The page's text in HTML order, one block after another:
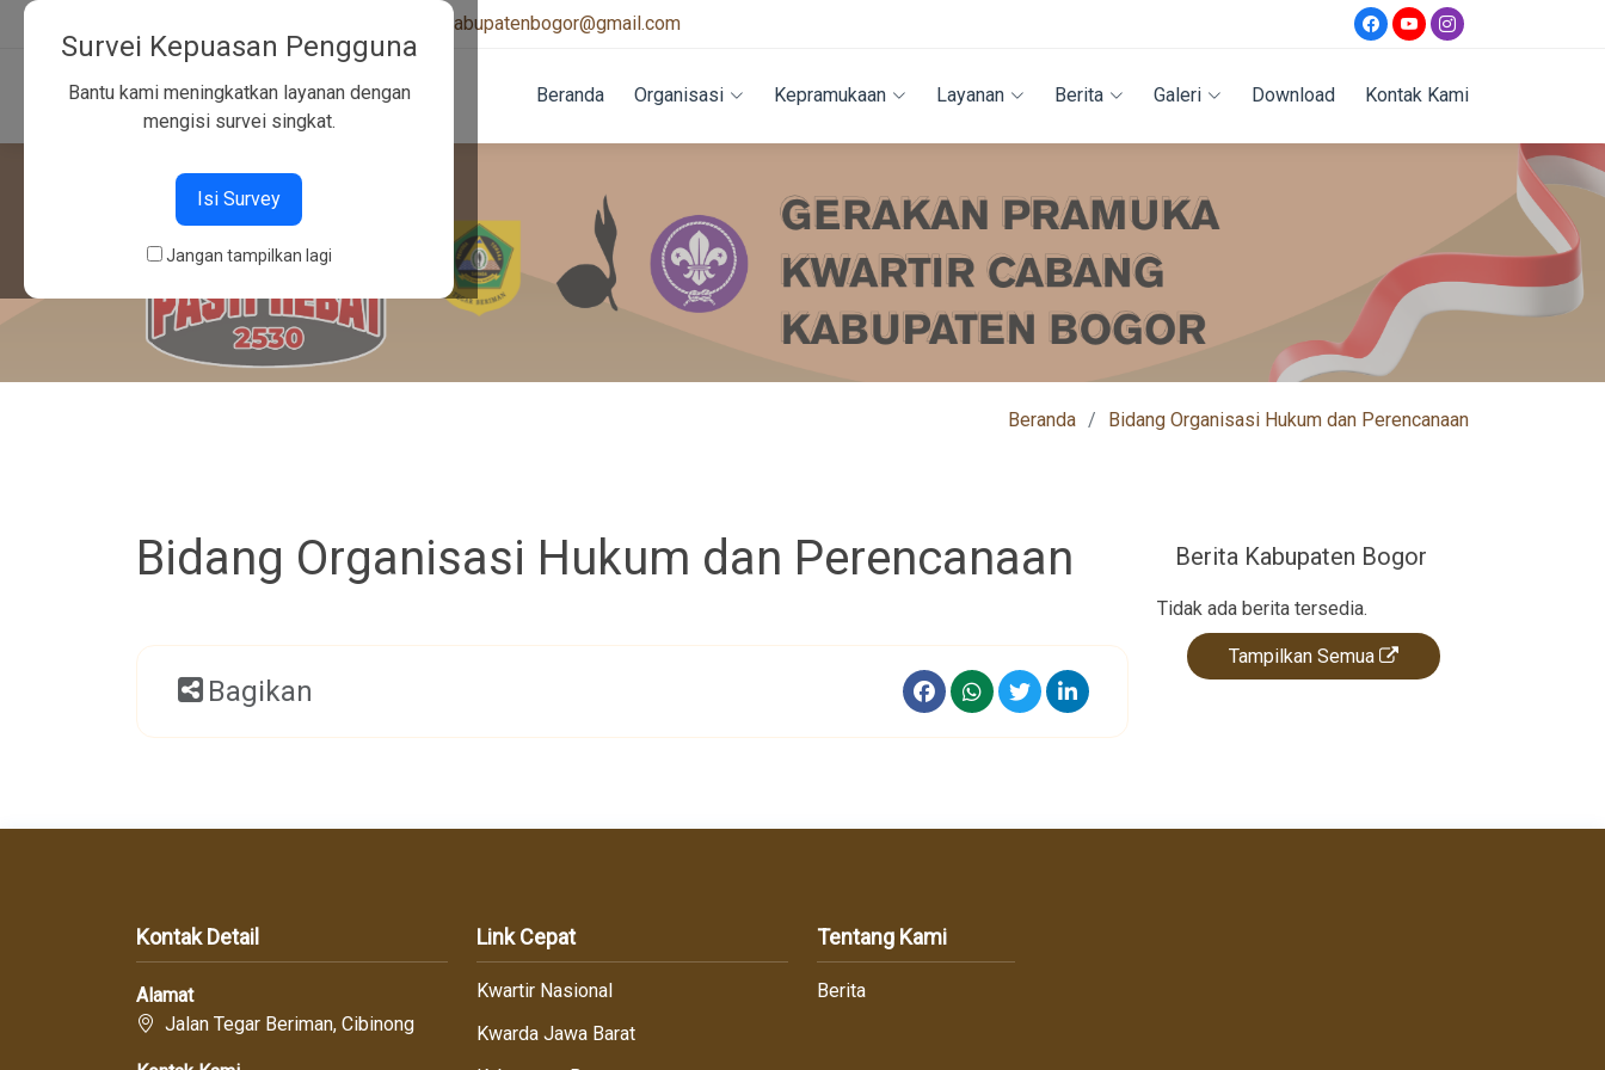
kwarcabkabupatenbogor@gmail.com
Beranda Organisasi Kepramukaan Layanan Berita Galeri Download Kontak Kami
Beranda Bidang Organisasi Hukum dan Perencanaan
Bidang Organisasi Hukum dan Perencanaan
Bagikan
Berita Kabupaten Bogor
Tidak ada berita tersedia.
Tampilkan Semua
Kontak Detail
Alamat
Jalan Tegar Beriman, Cibinong
Link Cepat
Kwartir Nasional
Kwarda Jawa Barat
Tentang Kami
Berita
Survei Kepuasan Pengguna
Bantu kami meningkatkan layanan dengan
mengisi survei singkat.
Isi Survey
Jangan tampilkan lagi